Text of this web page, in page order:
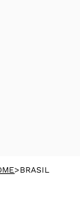
>BRASIL